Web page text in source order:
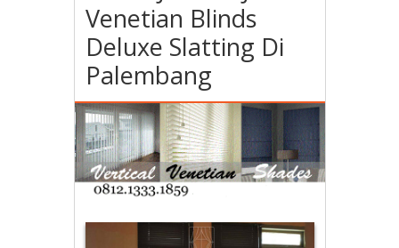
Venetian Blinds
Deluxe Slatting Di
Palembang